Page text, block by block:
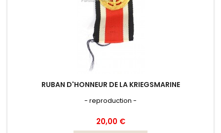
RUBAN D'HONNEUR DE LA KRIEGSMARINE
- reproduction -
20,00 €